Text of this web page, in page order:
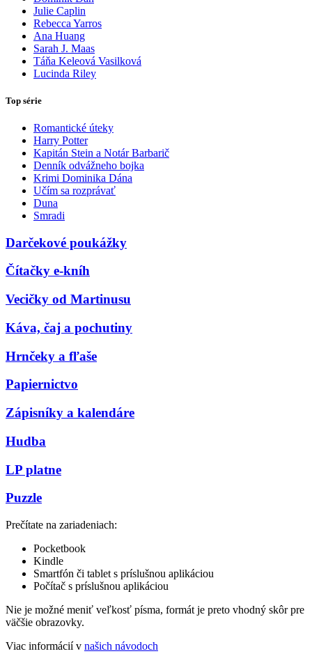
Julie Caplin
Rebecca Yarros
Ana Huang
Sarah J. Maas
Táňa Keleová Vasilková
Lucinda Riley
Top série
Romantické úteky
Harry Potter
Kapitán Stein a Notár Barbarič
Denník odvážneho bojka
Krimi Dominika Dána
Učím sa rozprávať
Duna
Smradi
Darčekové poukážky
Čítačky e-kníh
Vecičky od Martinusu
Káva, čaj a pochutiny
Hrnčeky a fľaše
Papiernictvo
Zápisníky a kalendáre
Hudba
LP platne
Puzzle
Prečítate na zariadeniach:
Pocketbook
Kindle
Smartfón či tablet s príslušnou aplikáciou
Počítač s príslušnou aplikáciou
Nie je možné meniť veľkosť písma, formát je preto vhodný skôr pre
väčšie obrazovky.
Viac informácií v našich návodoch